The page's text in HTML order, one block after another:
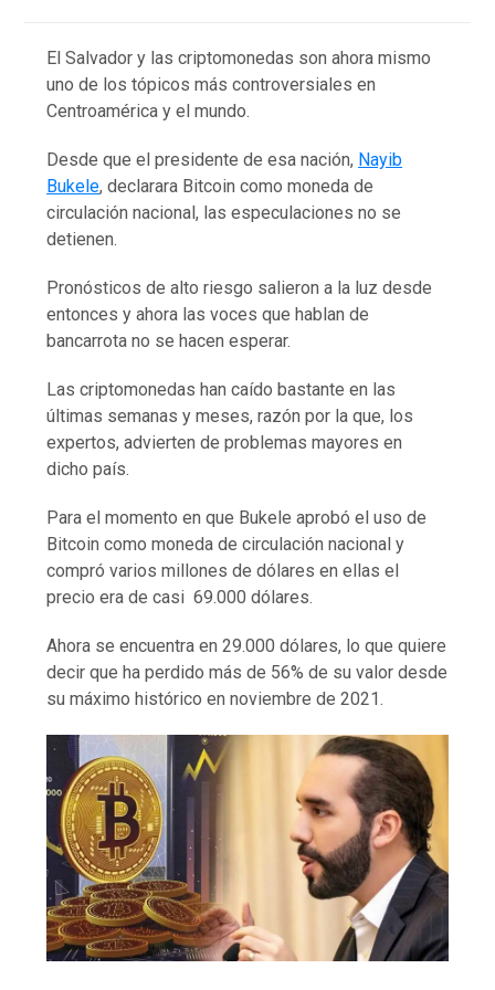
El Salvador y las criptomonedas son ahora mismo
uno de los tópicos más controversiales en
Centroamérica y el mundo.
Desde que el presidente de esa nación, Nayib
Bukele, declarara Bitcoin como moneda de
circulación nacional, las especulaciones no se
detienen.
Pronósticos de alto riesgo salieron a la luz desde
entonces y ahora las voces que hablan de
bancarrota no se hacen esperar.
Las criptomonedas han caído bastante en las
últimas semanas y meses, razón por la que, los
expertos, advierten de problemas mayores en
dicho país.
Para el momento en que Bukele aprobó el uso de
Bitcoin como moneda de circulación nacional y
compró varios millones de dólares en ellas el
precio era de casi 69.000 dólares.
Ahora se encuentra en 29.000 dólares, lo que quiere
decir que ha perdido más de 56% de su valor desde
su máximo histórico en noviembre de 2021.